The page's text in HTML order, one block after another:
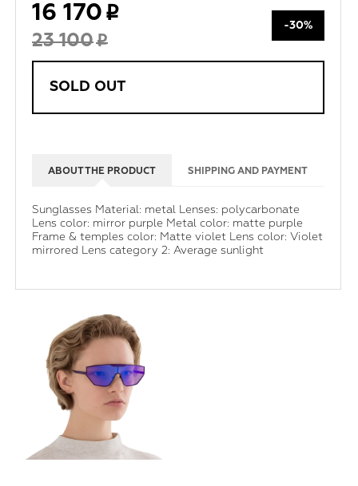
16 170
23 100
-30%
SOLD OUT
ABOUT THE PRODUCT SHIPPING AND PAYMENT
Sunglasses Material: metal Lenses: polycarbonate
Lens color: mirror purple Metal color: matte purple
Frame & temples color: Matte violet Lens color: Violet
mirrored Lens category 2: Average sunlight